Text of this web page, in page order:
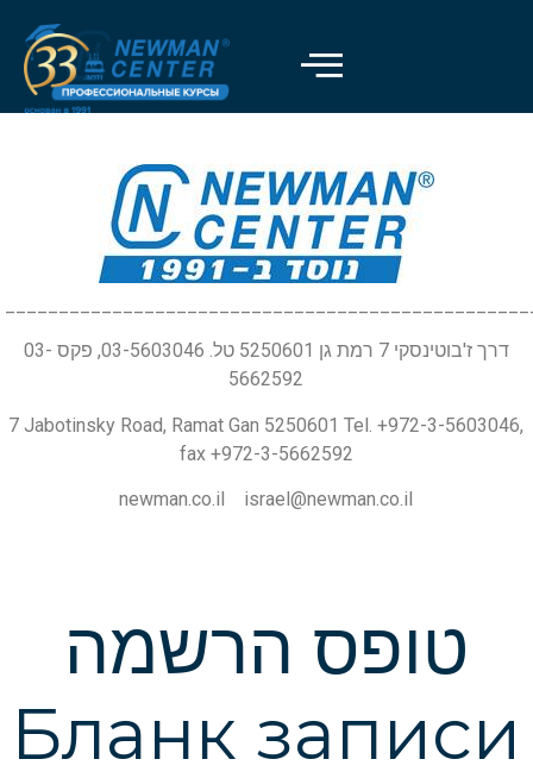
דרך ז'בוטינסקי 7 רמת גן 5250601 טל. 03-5603046, פקס 03-
5662592
7 Jabotinsky Road, Ramat Gan 5250601 Tel. +972-3-5603046,
fax +972-3-5662592
newman.co.il israel@newman.co.il
טופס הרשמה
Бланк записи